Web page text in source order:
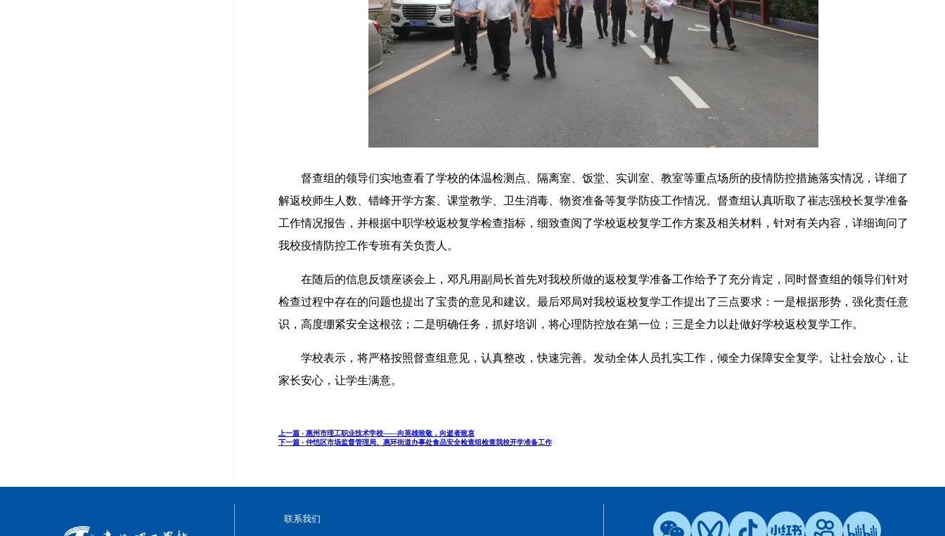
督查组的领导们实地查看了学校的体温检测点、隔离室、饭堂、实训室、教室等重点场所的疫情防控措施落实情况，详细了
解返校师生人数、错峰开学方案、课堂教学、卫生消毒、物资准备等复学防疫工作情况。督查组认真听取了崔志强校长复学准备
工作情况报告，并根据中职学校返校复学检查指标，细致查阅了学校返校复学工作方案及相关材料，针对有关内容，详细询问了
我校疫情防控工作专班有关负责人。
在随后的信息反馈座谈会上，邓凡用副局长首先对我校所做的返校复学准备工作给予了充分肯定，同时督查组的领导们针对
检查过程中存在的问题也提出了宝贵的意见和建议。最后邓局对我校返校复学工作提出了三点要求：一是根据形势，强化责任意
识，高度绷紧安全这根弦；二是明确任务，抓好培训，将心理防控放在第一位；三是全力以赴做好学校返校复学工作。
学校表示，将严格按照督查组意见，认真整改，快速完善。发动全体人员扎实工作，倾全力保障安全复学。让社会放心，让
家长安心，让学生满意。
上一篇 · 惠州市理工职业技术学校——向英雄致敬，向逝者致哀
下一篇 · 仲恺区市场监督管理局、惠环街道办事处食品安全检查组检查我校开学准备工作
联系我们